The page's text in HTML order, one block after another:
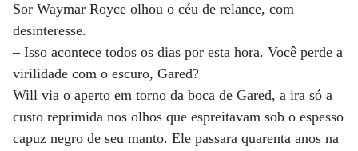
Sor Waymar Royce olhou o céu de relance, com
desinteresse.
– Isso acontece todos os dias por esta hora. Você perde a
virilidade com o escuro, Gared?
Will via o aperto em torno da boca de Gared, a ira só a
custo reprimida nos olhos que espreitavam sob o espesso
capuz negro de seu manto. Ele passara quarenta anos na